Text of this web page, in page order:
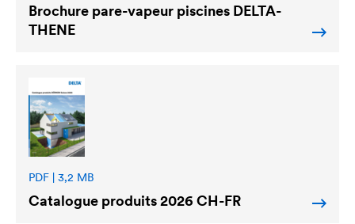
Brochure pare-vapeur piscines DELTA-
THENE
PDF | 3,2 MB
Catalogue produits 2026 CH-FR